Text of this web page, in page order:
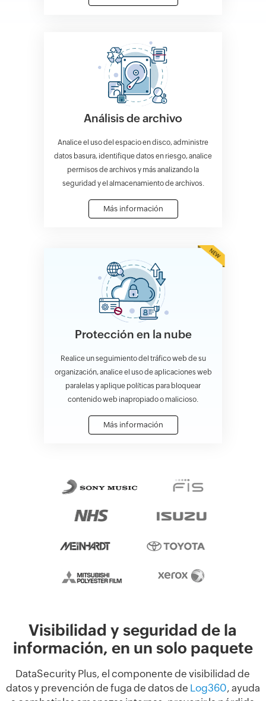
Análisis de archivo
Analice el uso del espacio en disco, administre
datos basura, identifique datos en riesgo, analice
permisos de archivos y más analizando la
seguridad y el almacenamiento de archivos.
Más información
Protección en la nube
Realice un seguimiento del tráfico web de su
organización, analice el uso de aplicaciones web
paralelas y aplique políticas para bloquear
contenido web inapropiado o malicioso.
Más información
Visibilidad y seguridad de la
información, en un solo paquete
DataSecurity Plus, el componente de visibilidad de
datos y prevención de fuga de datos de Log360, ayuda